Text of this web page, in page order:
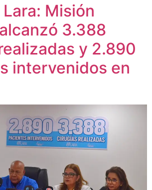
Misión
3.388
y 2.890
intervenidos en